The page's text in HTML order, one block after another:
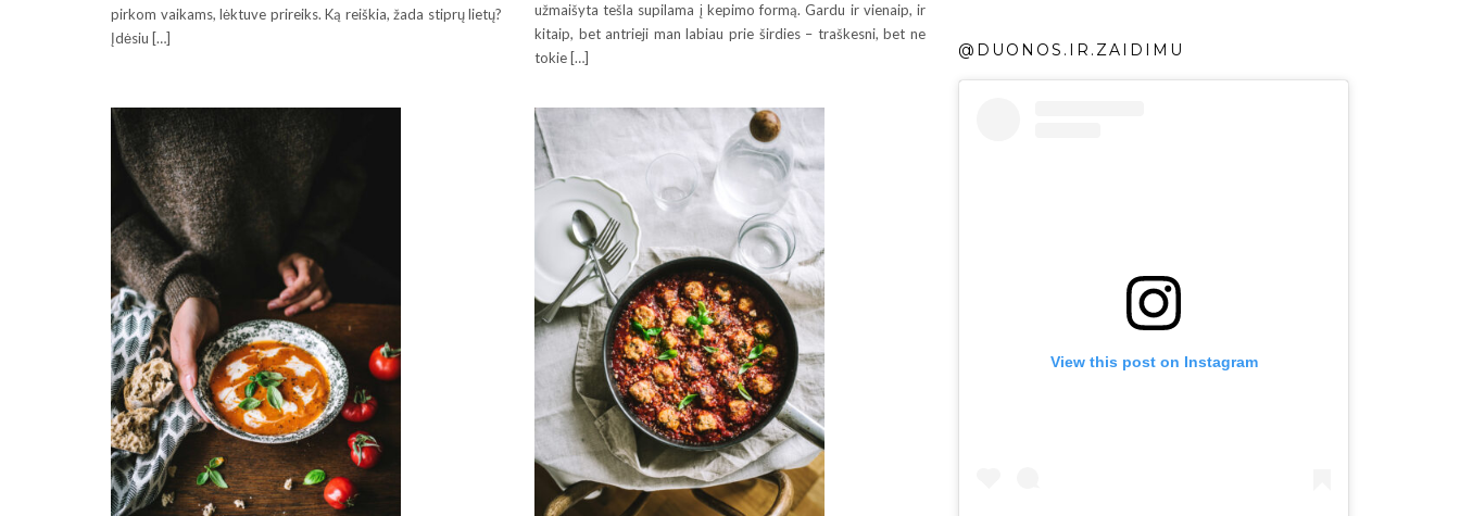
pirkom vaikams, lėktuve prireiks. Ką reiškia, žada stiprų lietų?
Įdėsiu […]
užmaišyta tešla supilama į kepimo formą. Gardu ir vienaip, ir
kitaip, bet antrieji man labiau prie širdies – traškesni, bet ne
tokie […]
@DUONOS.IR.ZAIDIMU
View this post on Instagram